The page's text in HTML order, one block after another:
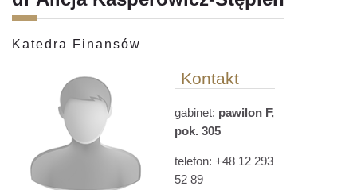
Katedra Finansów
Kontakt
gabinet: pawilon F,
pok. 305
telefon: +48 12 293
52 89